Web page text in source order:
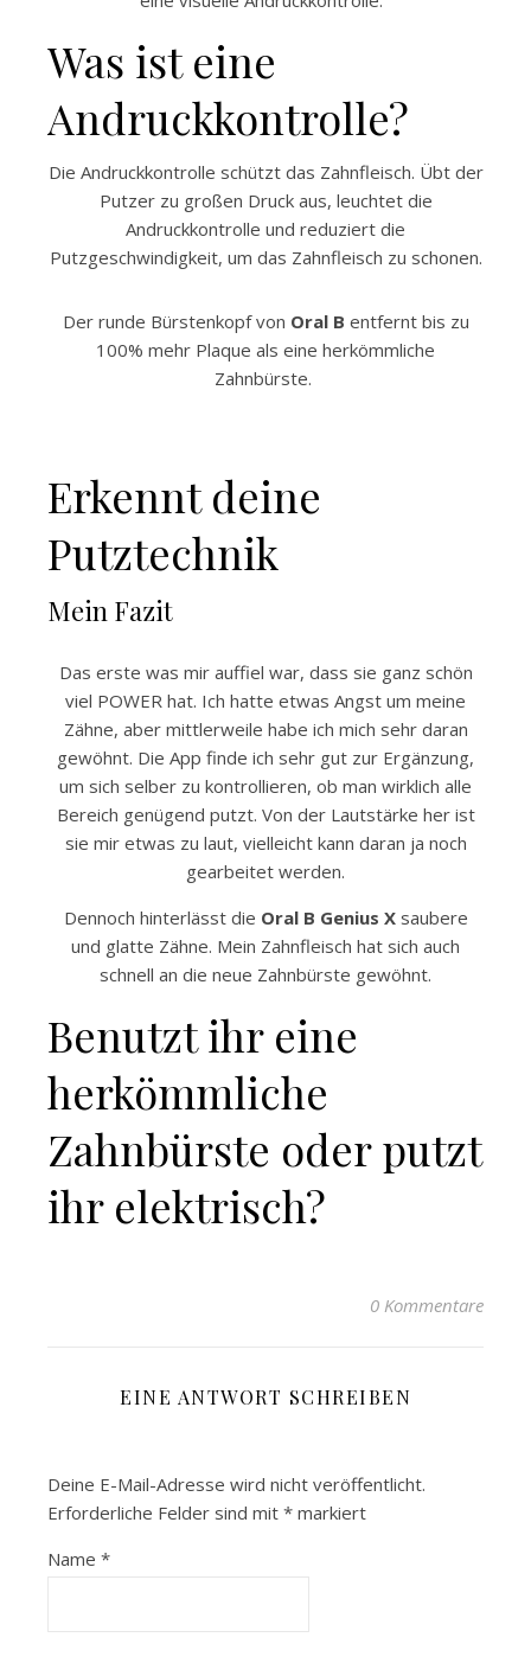
Was ist eine
Andruckkontrolle?
Die Andruckkontrolle schützt das Zahnfleisch. Übt der
Putzer zu großen Druck aus, leuchtet die
Andruckkontrolle und reduziert die
Putzgeschwindigkeit, um das Zahnfleisch zu schonen.
Der runde Bürstenkopf von Oral B entfernt bis zu
100% mehr Plaque als eine herkömmliche
Zahnbürste.
Erkennt deine
Putztechnik
Mein Fazit
Das erste was mir auffiel war, dass sie ganz schön
viel POWER hat. Ich hatte etwas Angst um meine
Zähne, aber mittlerweile habe ich mich sehr daran
gewöhnt. Die App finde ich sehr gut zur Ergänzung,
um sich selber zu kontrollieren, ob man wirklich alle
Bereich genügend putzt. Von der Lautstärke her ist
sie mir etwas zu laut, vielleicht kann daran ja noch
gearbeitet werden.
Dennoch hinterlässt die Oral B Genius Xsaubere
und glatte Zähne. Mein Zahnfleisch hat sich auch
schnell an die neue Zahnbürste gewöhnt.
Benutzt ihr eine
herkömmliche
Zahnbürste oder putzt
ihr elektrisch?
0 Kommentare
EINE ANTWORT SCHREIBEN
Deine E-Mail-Adresse wird nicht veröffentlicht.
Erforderliche Felder sind mit * markiert
Name *